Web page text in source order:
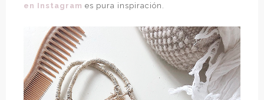
en Instagram es pura inspiración.